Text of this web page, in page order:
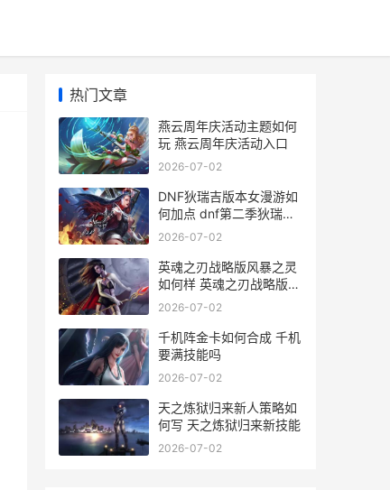
热门文章
燕云周年庆活动主题如何
玩 燕云周年庆活动入口
2026-07-02
DNF狄瑞吉版本女漫游如
何加点 dnf第二季狄瑞吉
加点
2026-07-02
英魂之刃战略版风暴之灵
如何样 英魂之刃战略版中
秋节卡包
2026-07-02
千机阵金卡如何合成 千机
要满技能吗
2026-07-02
天之炼狱归来新人策略如
何写 天之炼狱归来新技能
2026-07-02